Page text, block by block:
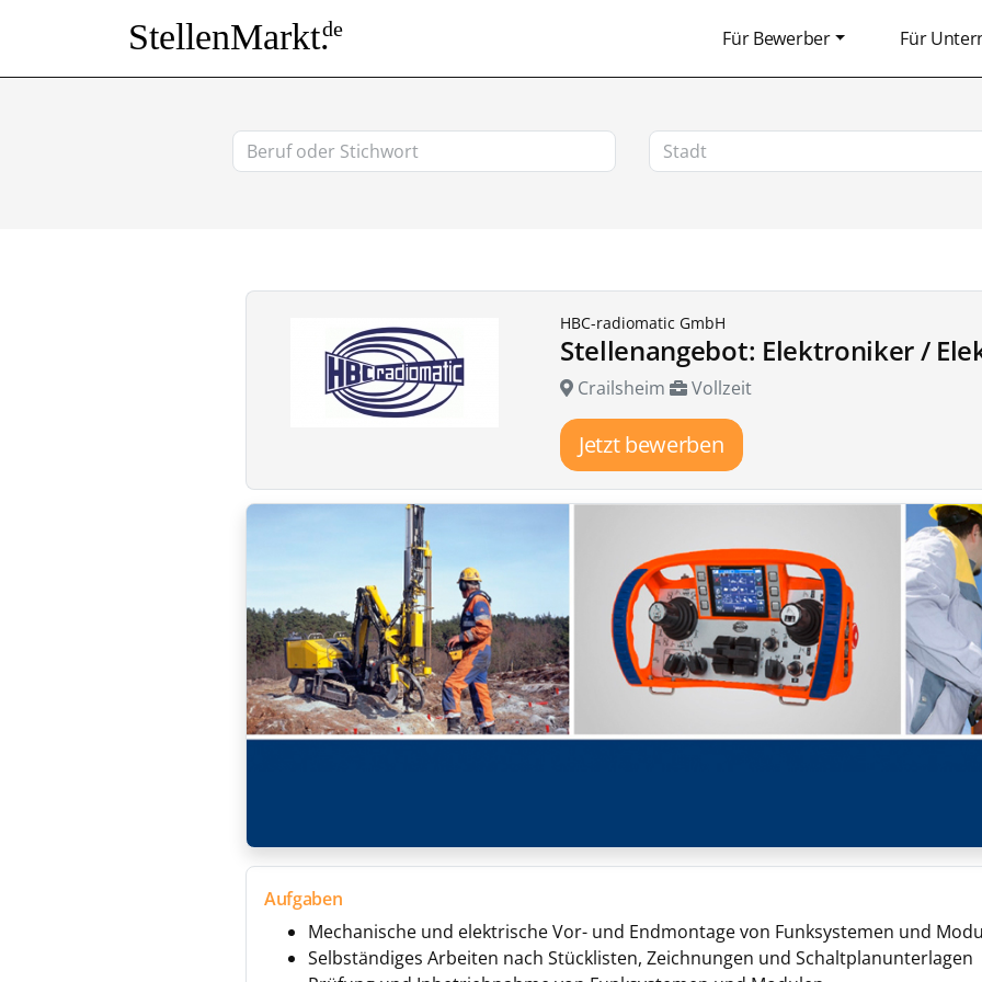
StellenMarkt.de Für Bewerber Für
HBC-radiomatic GmbH
Stellenangebot: Elektroniker /
Crailsheim Vollzeit
Jetzt bewerben
Aufgaben
Mechanische und elektrische Vor- und Endmontage von Funksystemen und
Selbständiges Arbeiten nach Stücklisten, Zeichnungen und Schaltplanunterlagen